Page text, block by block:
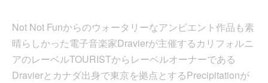
Not Not Funからのウォータリーなアンビエント作品も素
晴らしかった電子音楽家Dravierが主催するカリフォルニ
アのレーベルTOURISTからレーベルオーナーである
Dravierとカナダ出身で東京を拠点とするPrecipitationが